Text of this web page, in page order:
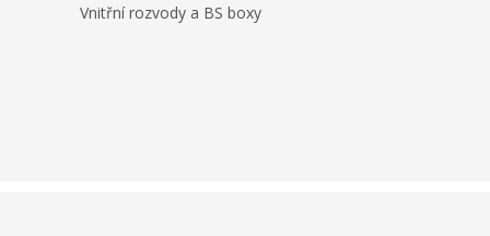
Vnitřní rozvody a BS boxy